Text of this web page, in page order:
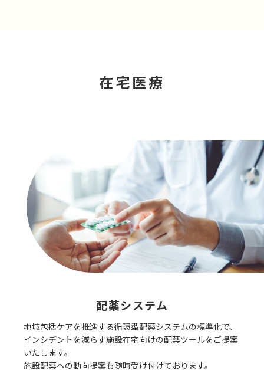
在宅医療
配薬システム
地域包括ケアを推進する循環型配薬システムの標準化で、
インシデントを減らす施設在宅向けの配薬ツールをご提案
いたします。
施設配薬への動向提案も随時受け付けております。